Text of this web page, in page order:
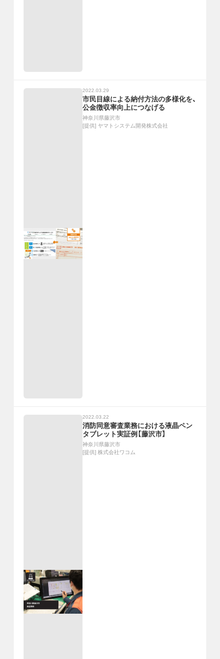
2022.03.29
市民目線による納付方法の多様化を、
公金徴収率向上につなげる
神奈川県藤沢市
[提供] ヤマトシステム開発株式会社
2022.03.22
消防同意審査業務における液晶ペン
タブレット実証例【藤沢市】
神奈川県藤沢市
[提供] 株式会社ワコム